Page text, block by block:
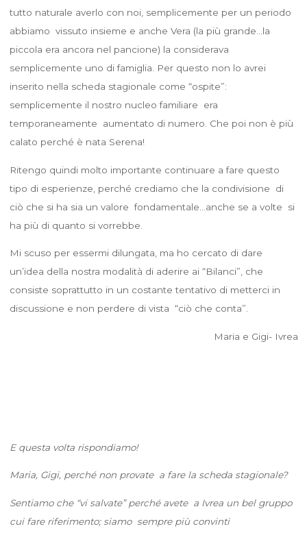
tutto naturale averlo con noi, semplicemente per un periodo
abbiamo vissuto insieme e anche Vera (la più grande…la
piccola era ancora nel pancione) la considerava
semplicemente uno di famiglia. Per questo non lo avrei
inserito nella scheda stagionale come “ospite”:
semplicemente il nostro nucleo familiare era
temporaneamente aumentato di numero. Che poi non è più
calato perché è nata Serena!
Ritengo quindi molto importante continuare a fare questo
tipo di esperienze, perché crediamo che la condivisione di
ciò che si ha sia un valore fondamentale…anche se a volte si
ha più di quanto si vorrebbe.
Mi scuso per essermi dilungata, ma ho cercato di dare
un’idea della nostra modalità di aderire ai “Bilanci”, che
consiste soprattutto in un costante tentativo di metterci in
discussione e non perdere di vista “ciò che conta”.
Maria e Gigi- Ivrea
E questa volta rispondiamo!
Maria, Gigi, perché non provate a fare la scheda stagionale?
Sentiamo che “vi salvate” perché avete a Ivrea un bel gruppo
cui fare riferimento; siamo sempre più convinti